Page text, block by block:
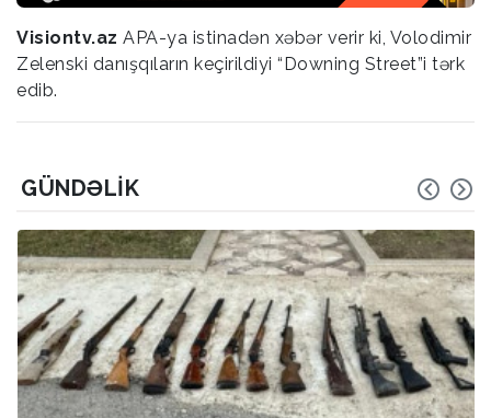
Visiontv.az APA-ya istinadən xəbər verir ki, Volodimir
Zelenski danışqıların keçirildiyi “Downing Street”i tərk
edib.
GÜNDƏLIK